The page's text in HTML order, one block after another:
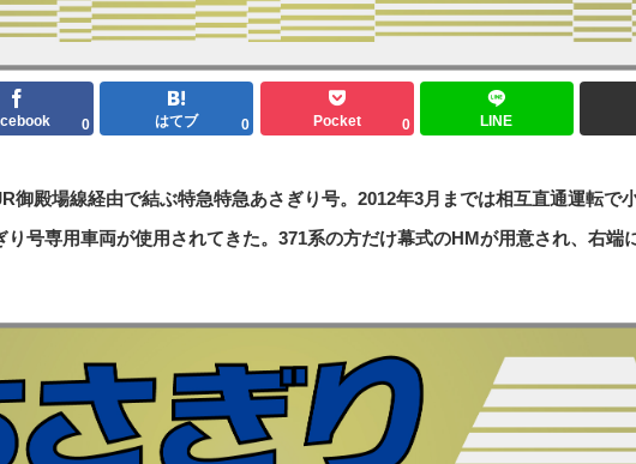
0 はてブ 0 Pocket 0 LINE
御殿場線経由で結ぶ特急特急あさぎり号。2012年3月までは相互直通運転で
号専用車両が使用されてきた。371系の方だけ幕式のHMが用意され、右端